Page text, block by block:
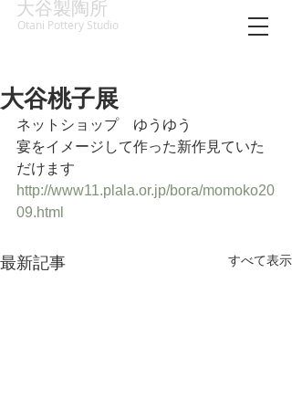
大谷製陶所
Otani Pottery Studio
大谷桃子展
ネットショップ　ゆうゆう
宴をイメージして作った新作見ていた
だけます
http://www11.plala.or.jp/bora/momoko20
09.html
最新記事 すべて表示